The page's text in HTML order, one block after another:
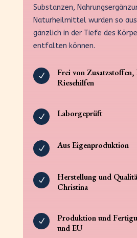
Substanzen,
Naturheilmittel wurden so
gänzlich in der Tiefe des
entfalten können.
N
Frei von
Riesehilfen
N Laborgeprüft
N Aus Eigenproduktion
N
Herstellung und
Christina
N
Produktion und
und EU